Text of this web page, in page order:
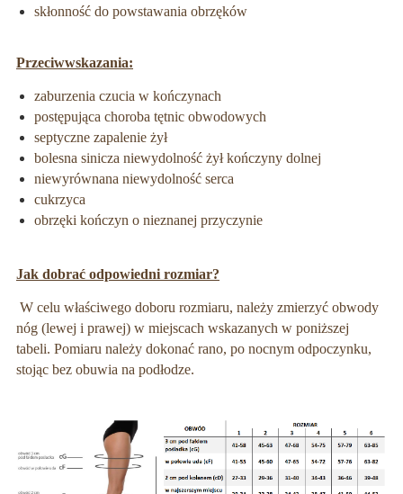
skłonność do powstawania obrzęków
Przeciwwskazania:
zaburzenia czucia w kończynach
postępująca choroba tętnic obwodowych
septyczne zapalenie żył
bolesna sinicza niewydolność żył kończyny dolnej
niewyrównana niewydolność serca
cukrzyca
obrzęki kończyn o nieznanej przyczynie
Jak dobrać odpowiedni rozmiar?
W celu właściwego doboru rozmiaru, należy zmierzyć obwody
nóg (lewej i prawej) w miejscach wskazanych w poniższej
tabeli. Pomiaru należy dokonać rano, po nocnym odpoczynku,
stojąc bez obuwia na podłodze.